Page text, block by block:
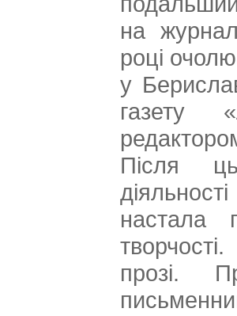
на
році
у
газету
Після
настала
прозі.